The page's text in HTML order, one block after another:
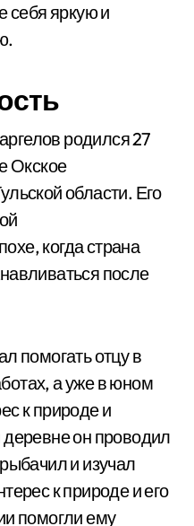
себя яркую и
родился 27
Окское
области. Его
когда страна
после
помогать отцу в
а уже в юном
к природе и
он проводил
и изучал
к природе и его
помогли ему